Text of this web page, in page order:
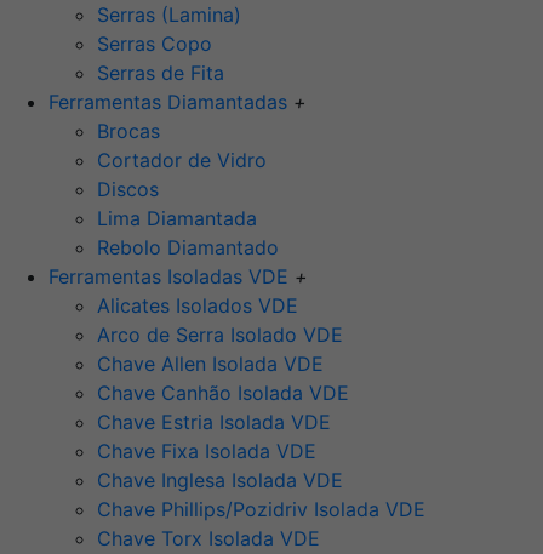
Serras (Lamina)
Serras Copo
Serras de Fita
Ferramentas Diamantadas +
Brocas
Cortador de Vidro
Discos
Lima Diamantada
Rebolo Diamantado
Ferramentas Isoladas VDE +
Alicates Isolados VDE
Arco de Serra Isolado VDE
Chave Allen Isolada VDE
Chave Canhão Isolada VDE
Chave Estria Isolada VDE
Chave Fixa Isolada VDE
Chave Inglesa Isolada VDE
Chave Phillips/Pozidriv Isolada VDE
Chave Torx Isolada VDE